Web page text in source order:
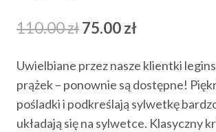
110.00złPierwotna
wynosiła:
110.00 zł.
75.00zł
wynosi:
75.00 zł.
Uwielbiane przez nasze klientki
prążek – ponownie są dostępne!
pośladki i podkreślają sylwetkę
układają się na sylwetce. Klasyczny